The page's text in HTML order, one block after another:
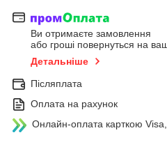
Ви отримаєте замовлення
або гроші повернуться на
Детальніше
Післяплата
Оплата на рахунок
Онлайн-оплата карткою